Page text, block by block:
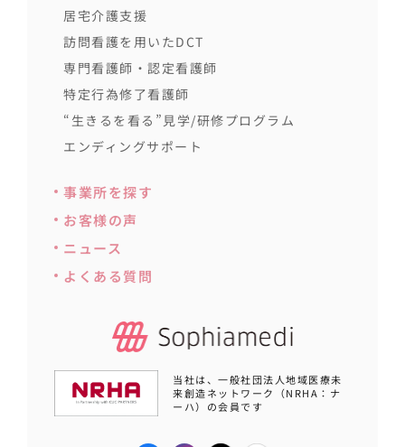
居宅介護支援
訪問看護を用いたDCT
専門看護師・認定看護師
特定行為修了看護師
“生きるを看る”見学/研修プログラム
エンディングサポート
事業所を探す
お客様の声
ニュース
よくある質問
当社は、一般社団法人地域医療未
来創造ネットワーク（NRHA：ナ
ーハ）の会員です